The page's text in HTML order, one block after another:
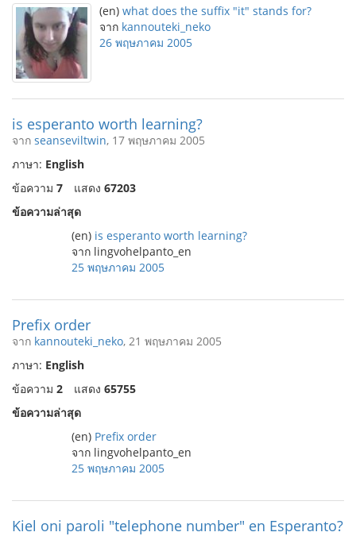
(en) what does the suffix "it" stands for?
จาก kannouteki_neko
26 พฤษภาคม 2005
is esperanto worth learning?
จาก seanseviltwin, 17 พฤษภาคม 2005
ภาษา: English
ข้อความ 7 แสดง 67203
ข้อความล่าสุด
(en) is esperanto worth learning?
จาก lingvohelpanto_en
25 พฤษภาคม 2005
Prefix order
จาก kannouteki_neko, 21 พฤษภาคม 2005
ภาษา: English
ข้อความ 2 แสดง 65755
ข้อความล่าสุด
(en) Prefix order
จาก lingvohelpanto_en
25 พฤษภาคม 2005
Kiel oni paroli "telephone number" en Esperanto?